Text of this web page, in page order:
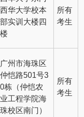
西华大学校本
部实训大楼四
楼
所有
考生
广州市海珠区
仲恺路501号3
0栋（仲恺农
业工程学院海
珠校区南门）
所有
考生